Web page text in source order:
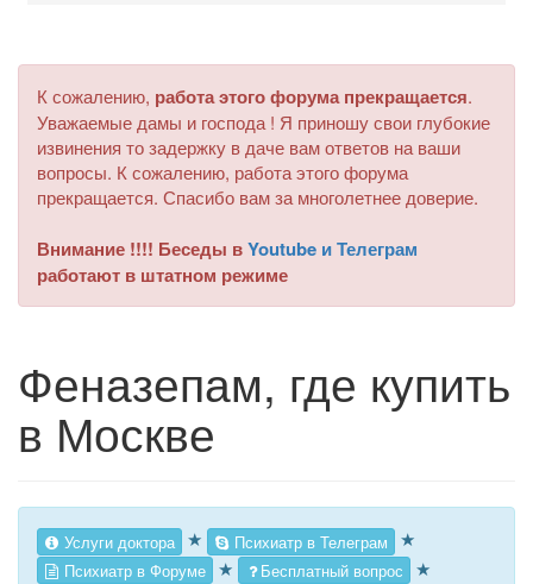
К сожалению, работа этого форума прекращается.
Уважаемые дамы и господа ! Я приношу свои глубокие
извинения то задержку в даче вам ответов на ваши
вопросы. К сожалению, работа этого форума
прекращается. Спасибо вам за многолетнее доверие.
Внимание !!!! Беседы вYoutube и Телеграм
работают в штатном режиме
Феназепам, где купить
в Москве
Услуги доктора ★ Психиатр в Телеграм ★
Психиатр в Форуме ★ Бесплатный вопрос ★